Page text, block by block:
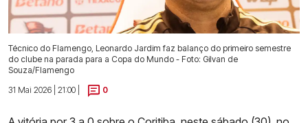
Técnico do Flamengo, Leonardo Jardim faz balanço do primeiro semestre
do clube na parada para a Copa do Mundo - Foto: Gilvan de
Souza/Flamengo
31 Mai 2026 | 21:00 |
0